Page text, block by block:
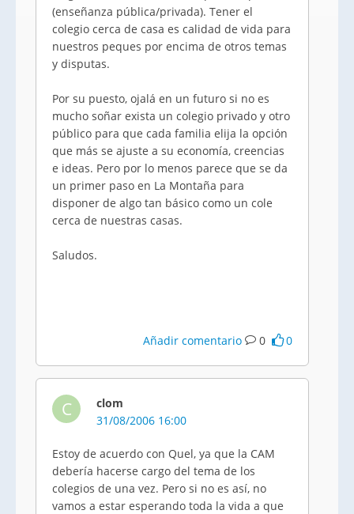
(enseñanza pública/privada). Tener el
colegio cerca de casa es calidad de vida para
nuestros peques por encima de otros temas
y disputas.
Por su puesto, ojalá en un futuro si no es
mucho soñar exista un colegio privado y otro
público para que cada familia elija la opción
que más se ajuste a su economía, creencias
e ideas. Pero por lo menos parece que se da
un primer paso en La Montaña para
disponer de algo tan básico como un cole
cerca de nuestras casas.
Saludos.
Añadir comentario 0 0
C
clom
31/08/2006 16:00
Estoy de acuerdo con Quel, ya que la CAM
debería hacerse cargo del tema de los
colegios de una vez. Pero si no es así, no
vamos a estar esperando toda la vida a que